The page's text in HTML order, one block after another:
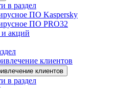
в раздел
ПО Kaspersky
ПО PRO32
акций
клиентов
клиентов
в раздел